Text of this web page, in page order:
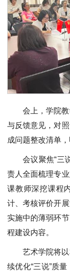
会上，学院
与反馈意见，对
成问题整改清单
会议聚焦“三
责人全面梳理专
课教师深挖课程
计、考核评价开
实施中的薄弱环
程建设内容。
艺术学院将
续优化“三说”质